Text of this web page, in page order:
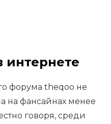
интернете
форума theqoo не
на фансайнах менее
говоря, среди